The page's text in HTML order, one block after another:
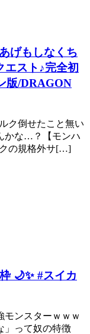
げもしなくち
エスト♪完全初
ク倒せたこと無い
かな…？【モンハ
の規格外サ[…]
🌙✨ #スイカ
モンスターｗｗｗ
」って奴の特徴